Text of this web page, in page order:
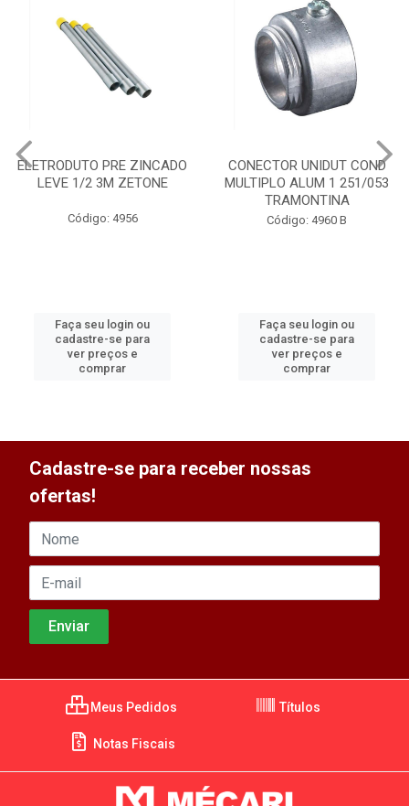
ELETRODUTO PRE ZINCADO
LEVE 1/2 3M ZETONE
Código: 4956
Faça seu login ou
cadastre-se para
ver preços e
comprar
CONECTOR UNIDUT COND
MULTIPLO ALUM 1 251/053
TRAMONTINA
Código: 4960 B
Faça seu login ou
cadastre-se para
ver preços e
comprar
Cadastre-se para receber nossas
ofertas!
Meus Pedidos Títulos
Notas Fiscais